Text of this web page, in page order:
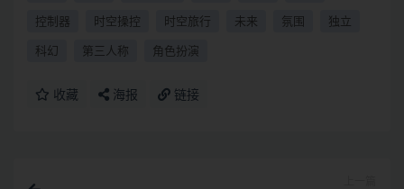
控制器 时空操控 时空旅行 未来 氛围 独立
科幻 第三人称 角色扮演
收藏 海报 链接